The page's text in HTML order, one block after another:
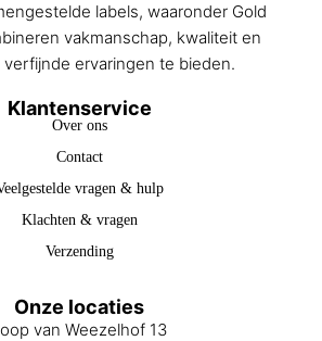
labels, waaronder Gold
vakmanschap, kwaliteit en
verfijnde ervaringen te bieden.
Klantenservice
Over ons
Contact
vragen & hulp
Klachten & vragen
Verzending
Onze locaties
van Weezelhof 13